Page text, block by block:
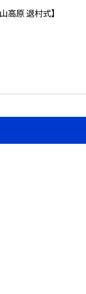
高原 退村式】